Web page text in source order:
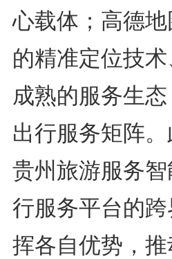
心载体；高德
的精准定位技
成熟的服务生
出行服务矩阵
贵州旅游服务
行服务平台的
挥各自优势，